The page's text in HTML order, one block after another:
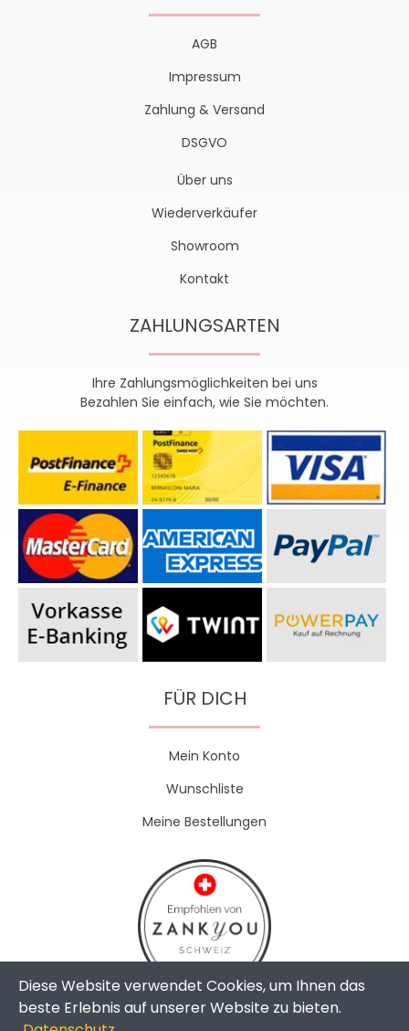
AGB
Impressum
Zahlung & Versand
DSGVO
Über uns
Wiederverkäufer
Showroom
Kontakt
ZAHLUNGSARTEN
Ihre Zahlungsmöglichkeiten bei uns
Bezahlen Sie einfach, wie Sie möchten.
FÜR DICH
Mein Konto
Wunschliste
Meine Bestellungen
Diese Website verwendet Cookies, um Ihnen das
beste Erlebnis auf unserer Website zu bieten.